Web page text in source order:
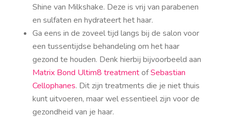
Shine van Milkshake. Deze is vrij van parabenen
en sulfaten en hydrateert het haar.
Ga eens in de zoveel tijd langs bij de salon voor
een tussentijdse behandeling om het haar
gezond te houden. Denk hierbij bijvoorbeeld aan
Matrix Bond Ultim8 treatmentofSebastian
Cellophanes. Dit zijn treatments die je niet thuis
kunt uitvoeren, maar wel essentieel zijn voor de
gezondheid van je haar.